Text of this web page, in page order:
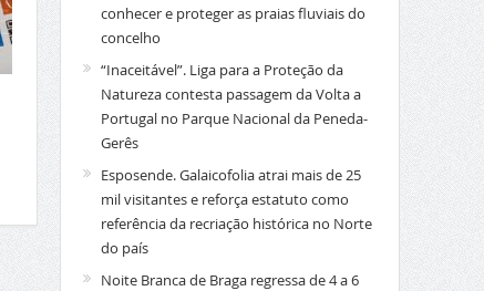
conhecer e proteger as praias fluviais do
concelho
“Inaceitável”. Liga para a Proteção da
Natureza contesta passagem da Volta a
Portugal no Parque Nacional da Peneda-
Gerês
Esposende. Galaicofolia atrai mais de 25
mil visitantes e reforça estatuto como
referência da recriação histórica no Norte
do país
Noite Branca de Braga regressa de 4 a 6